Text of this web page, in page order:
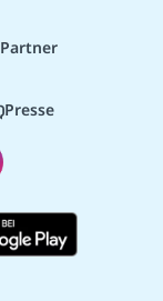
Partner
Presse